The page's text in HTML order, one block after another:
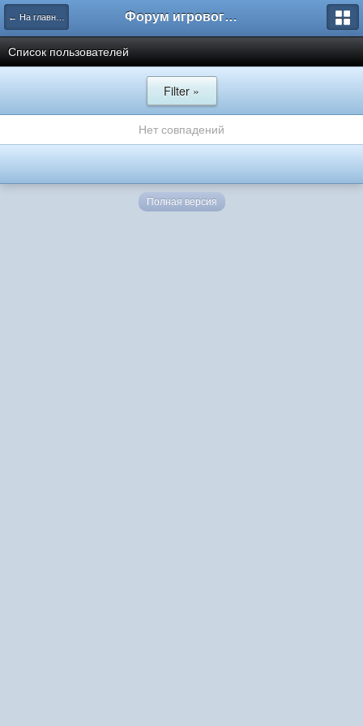
← На главную Форум игрового проекта Riverrise
Список пользователей
Filter »
Нет совпадений
Полная версия